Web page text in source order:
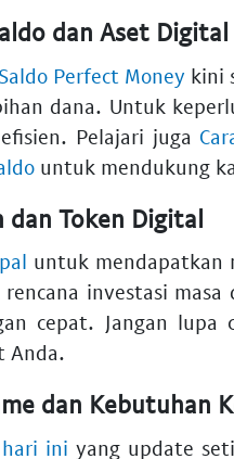
dan Aset Digital
Perfect Money kini
dana. Untuk
Pelajari juga
untuk mendukung
dan Token Digital
untuk mendapatkan
investasi masa
cepat. Jangan lupa
Anda.
dan Kebutuhan
ini yang update